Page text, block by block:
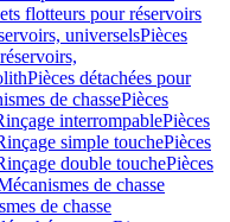
flotteurs pour réservoirs
universelsPièces
Pièces détachées pour
de chassePièces
interrompablePièces
simple touchePièces
double touchePièces
de chasse
de chasse